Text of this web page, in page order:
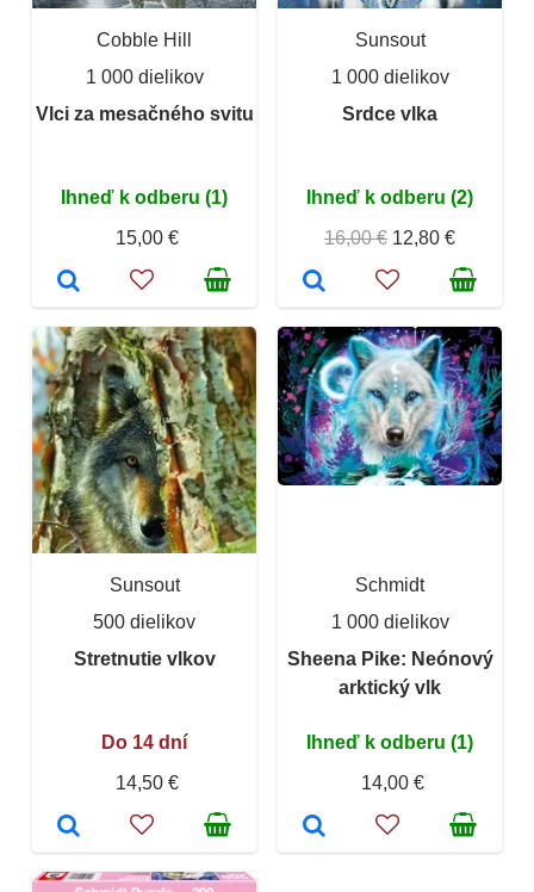
Cobble Hill
1 000 dielikov
Vlci za mesačného svitu
Ihneď k odberu (1)
15,00 €
Sunsout
1 000 dielikov
Srdce vlka
Ihneď k odberu (2)
16,00 € 12,80 €
Sunsout
500 dielikov
Stretnutie vlkov
Do 14 dní
14,50 €
Schmidt
1 000 dielikov
Sheena Pike: Neónový
arktický vlk
Ihneď k odberu (1)
14,00 €